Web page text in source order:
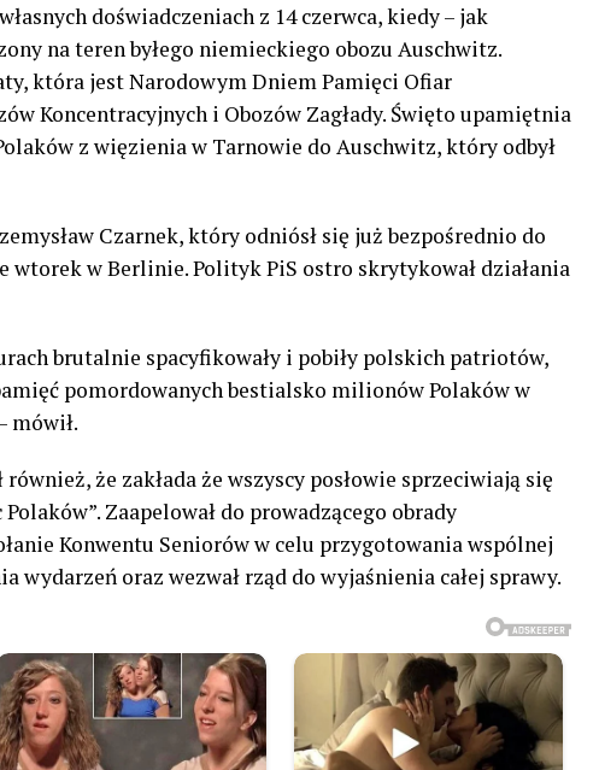
doświadczeniach z 14 czerwca, kiedy – jak
na teren byłego niemieckiego obozu Auschwitz.
która jest Narodowym Dniem Pamięci Ofiar
Koncentracyjnych i Obozów Zagłady. Święto upamiętnia
z więzienia w Tarnowie do Auschwitz, który odbył
Czarnek, który odniósł się już bezpośrednio do
wtorek w Berlinie. Polityk PiS ostro skrytykował działania
brutalnie spacyfikowały i pobiły polskich patriotów,
pomordowanych bestialsko milionów Polaków w
mówił.
że zakłada że wszyscy posłowie sprzeciwiają się
Zaapelował do prowadzącego obrady
Konwentu Seniorów w celu przygotowania wspólnej
wydarzeń oraz wezwał rząd do wyjaśnienia całej sprawy.